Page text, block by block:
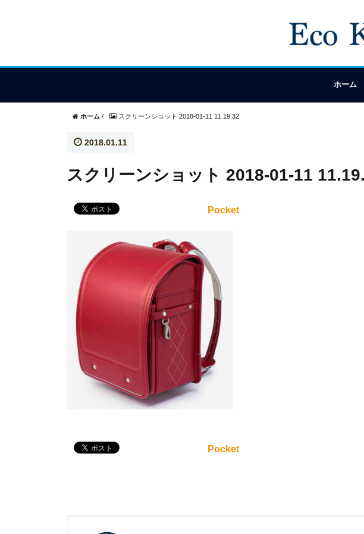
ホーム
ホーム / スクリーンショット 2018-01-11 11.19.32
2018.01.11
スクリーンショット 2018-01-11
Pocket
Pocket